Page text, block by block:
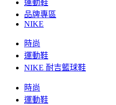
運動鞋
品牌專區
NIKE
時尚
運動鞋
NIKE 耐吉籃球鞋
時尚
運動鞋